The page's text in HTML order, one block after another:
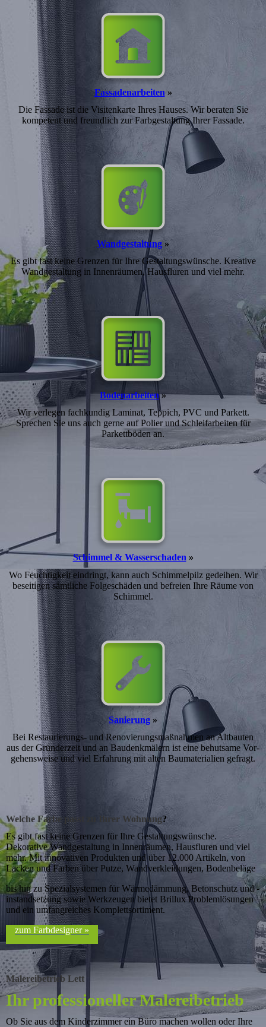
Fassadenarbeiten»
Die Fassade ist die Visitenkarte Ihres Hauses. Wir beraten Sie
kompetent und freundlich zur Farb­gestaltung Ihrer Fassade.
Wandgestaltung »
Es gibt fast keine Grenzen für Ihre Gestaltungs­wünsche. Kreative
Wandgestaltung in Innen­räumen, Hausfluren und viel mehr.
Bodenarbeiten»
Wir verlegen fachkundig Laminat, Teppich, PVC und Parkett.
Sprechen Sie uns auch gerne auf Polier und Schleifarbeiten für
Parkettböden an.
Schimmel & Wasserschaden »
Wo Feuchtigkeit eindringt, kann auch Schimmelpilz gedeihen. Wir
beseitigen sämtliche Folgeschäden und befreien Ihre Räume von
Schimmel.
Sanierung »
Bei Restaurierungs- und Reno­vier­ungs­maßnahmen an Alt­bauten
aus der Gründer­zeit und an Bau­denk­mälern ist eine behutsame Vor­
gehens­weise und viel Erfahrung mit alten Bau­materialien gefragt.
Welche Farbe passt zu Ihrer Wohnung?
Es gibt fast keine Grenzen für Ihre Gestaltungs­­­wünsche.
Dekorative Wand­gestaltung in Innen­­räumen, Haus­fluren und viel
mehr. Mit innovativen Produkten und über 12.000­ Artikeln, von
Lacken und Farben über Putze, Wand­ver­klei­dung­en, Boden­beläge
bis hin zu Spezialsystemen für Wärme­dämmung, Beton­schutz und -
instand­setzung sowie Werkzeugen bietet Brillux Problemlösungen
und ein umfang­reiches Komplett­sortiment.
zum Farbdesigner »
Malerei­betrieb Lett
Ihr professioneller Malereibetrieb
Ob Sie aus dem Kinderzimmer ein Büro machen wollen oder Ihre